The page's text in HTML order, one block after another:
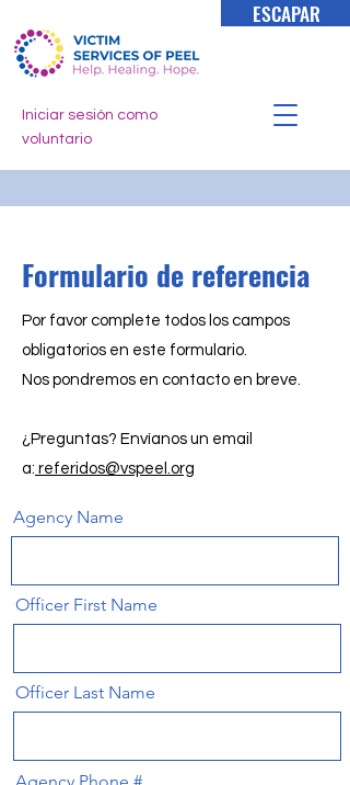
ESCAPAR
Iniciar sesión como
voluntario
Formulario de referencia
Por favor complete todos los campos
obligatorios en este formulario.
Nos pondremos en contacto en breve.
¿Preguntas? Envíanos un email
a: referidos@vspeel.org
Agency Name
Officer First Name
Officer Last Name